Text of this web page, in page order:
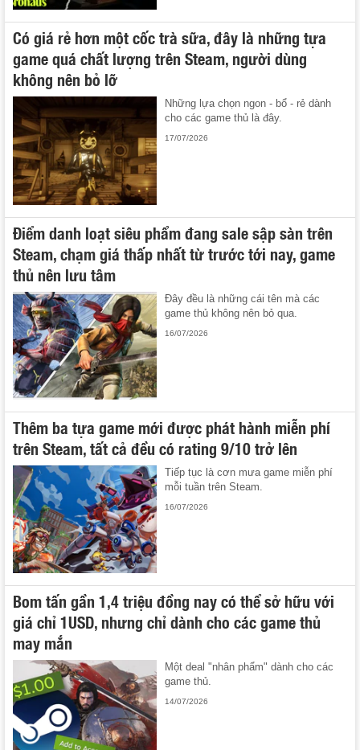
Có giá rẻ hơn một cốc trà sữa, đây là những tựa
game quá chất lượng trên Steam, người dùng
không nên bỏ lỡ
Những lựa chọn ngon - bổ - rẻ dành
cho các game thủ là đây.
17/07/2026
Điểm danh loạt siêu phẩm đang sale sập sàn trên
Steam, chạm giá thấp nhất từ trước tới nay, game
thủ nên lưu tâm
Đây đều là những cái tên mà các
game thủ không nên bỏ qua.
16/07/2026
Thêm ba tựa game mới được phát hành miễn phí
trên Steam, tất cả đều có rating 9/10 trở lên
Tiếp tục là cơn mưa game miễn phí
mỗi tuần trên Steam.
16/07/2026
Bom tấn gần 1,4 triệu đồng nay có thể sở hữu với
giá chỉ 1USD, nhưng chỉ dành cho các game thủ
may mắn
Một deal "nhân phẩm" dành cho các
game thủ.
14/07/2026